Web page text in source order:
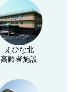
えびな北
高齢者施設